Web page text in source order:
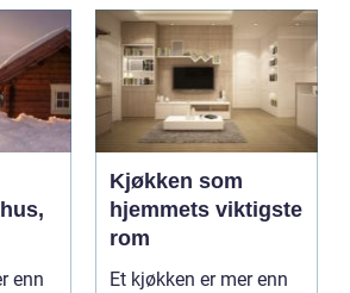
enn
Kjøkken som
hjemmets viktigste
rom
Et kjøkken er mer enn